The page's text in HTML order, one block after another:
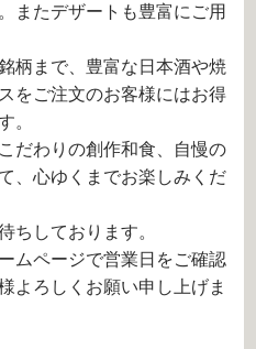
またデザートも豊富にご用
柄まで、豊富な日本酒や焼
をご注文のお客様にはお得
。
だわりの創作和食、自慢の
、心ゆくまでお楽しみくだ
ちしております。
ムページで営業日をご確認
よろしくお願い申し上げま